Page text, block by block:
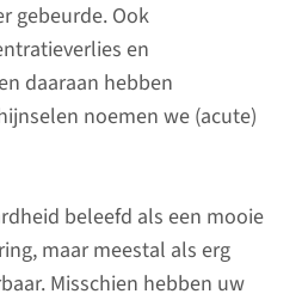
gebeurde. Ook
en
daaraan hebben
noemen we (acute)
beleefd als een mooie
maar meestal als erg
Misschien hebben uw
Care
Connect
klachten